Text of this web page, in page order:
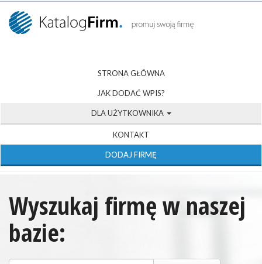
STRONA GŁÓWNA
JAK DODAĆ WPIS?
DLA UŻYTKOWNIKA
KONTAKT
DODAJ FIRMĘ
Wyszukaj firmę w naszej
bazie: